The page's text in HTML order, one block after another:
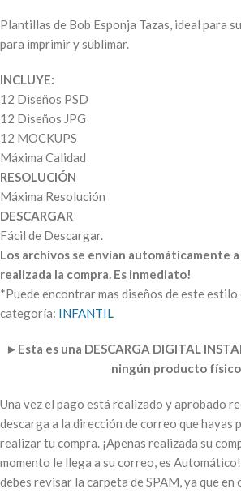
Plantillas de Bob Esponja Tazas, ideal para
para imprimir y sublimar.
INCLUYE:
12 Diseños PSD
12 Diseños JPG
12 MOCKUPS
Máxima Calidad
RESOLUCIÓN
Máxima Resolución
DESCARGAR
Fácil de Descargar.
Los archivos se envían automáticamente
realizada la compra. Es inmediato!
*Puede encontrar mas diseños de este
categoría: INFANTIL
► Esta es una DESCARGA DIGITAL
ningún producto físico
Una vez el pago está realizado y aprobado
descarga a la dirección de correo que hayas
realizar tu compra. ¡Apenas realizada su
momento le llega a su correo, es
debes revisar la carpeta de SPAM, ya que en